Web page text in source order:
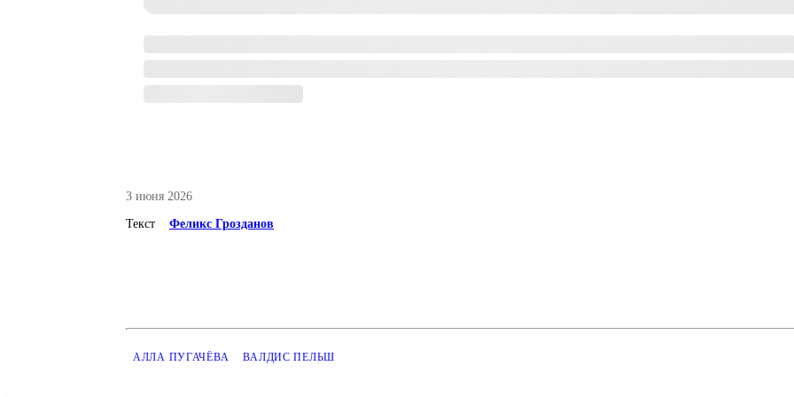
3 июня 2026
Текст Феликс Грозданов
АЛЛА ПУГАЧЁВА ВАЛДИС ПЕЛЬШ